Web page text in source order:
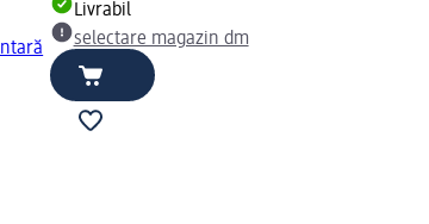
Livrabil
selectare magazin dm